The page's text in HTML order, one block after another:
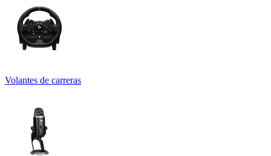
Volantes de carreras